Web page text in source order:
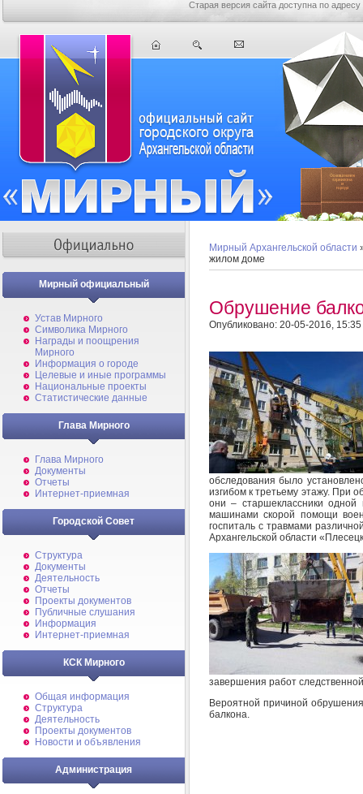
Старая версия сайта доступна по адресу
Мирный официальный
Устав Мирного
Символика Мирного
Награды и поощрения
Мирного
Информация о городе
Целевые и иные программы
Национальные проекты
Статистические данные
Глава Мирного
Глава Мирного
Документы
Отчеты
Интернет-приемная
Городской Совет
Структура
Документы
Деятельность
Отчеты
Проекты документов
Публичные слушания
Информация
Интернет-приемная
КСК Мирного
Общая информация
Структура
Деятельность
Проекты документов
Новости и объявления
Администрация
Мирный Архангельской области
жилом доме
Обрушение
Опубликовано: 20-05-2016, 15:35
обследования было
изгибом к третьему этажу. При
они – старшеклассники
машинами скорой помощи
госпиталь с травмами
Архангельской области
завершения работ
Вероятной причиной
балкона.